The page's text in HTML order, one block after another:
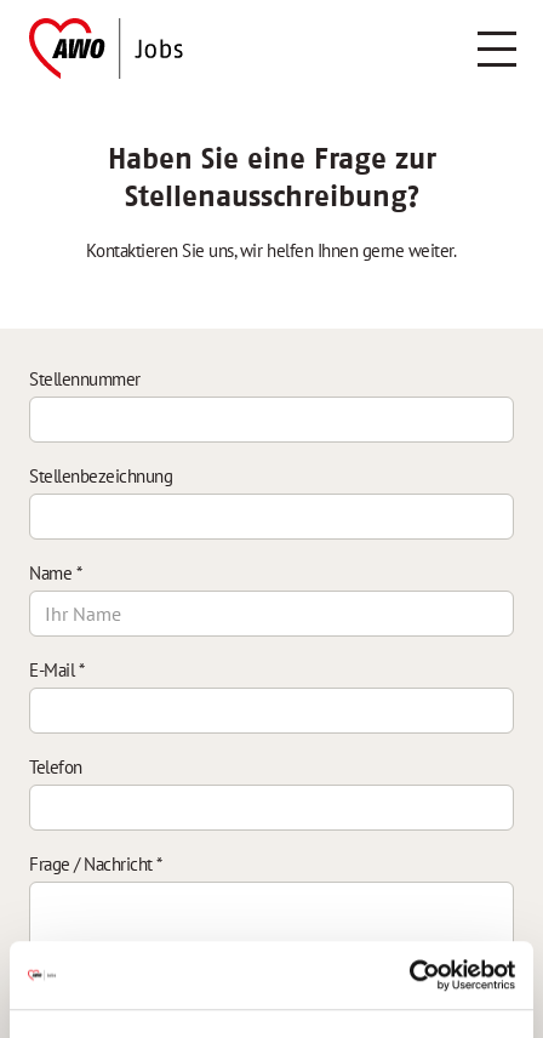
Haben Sie eine Frage zur
Stellenausschreibung?
Kontaktieren Sie uns, wir helfen Ihnen gerne weiter.
Stellennummer
Stellenbezeichnung
Name *
E-Mail*
Telefon
Frage / Nachricht*